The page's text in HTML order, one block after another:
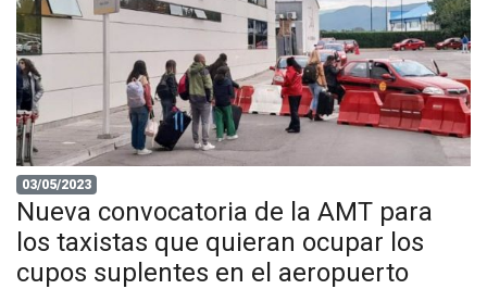
03/05/2023
Nueva convocatoria de la AMT para
los taxistas que quieran ocupar los
cupos suplentes en el aeropuerto